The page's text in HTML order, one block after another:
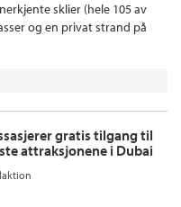
sklier (hele 105 av
og en privat strand på
gratis tilgang til
attraksjonene i Dubai